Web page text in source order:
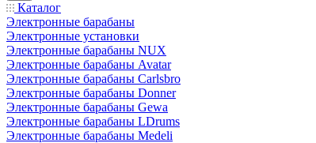
Каталог
Электронные барабаны
Электронные установки
Электронные барабаны NUX
Электронные барабаны Avatar
Электронные барабаны Carlsbro
Электронные барабаны Donner
Электронные барабаны Gewa
Электронные барабаны LDrums
Электронные барабаны Medeli